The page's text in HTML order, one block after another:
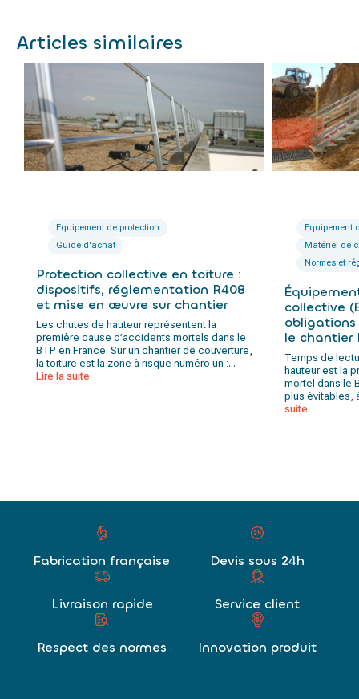
Articles similaires
Equipement de protection
Guide d'achat
Protection collective en toiture :
dispositifs, réglementation R408
et mise en œuvre sur chantier
Les chutes de hauteur représentent la
première cause d’accidents mortels dans le
BTP en France. Sur un chantier de couverture,
la toiture est la zone à risque numéro un :...
Lire la suite
Equipement
Matériel de
Normes et
collective
le chantier
Temps de
hauteur est la
mortel dans le
plus évitables,
suite
Fabrication française Devis sous 24h
Livraison rapide Service client
Respect des normes Innovation produit